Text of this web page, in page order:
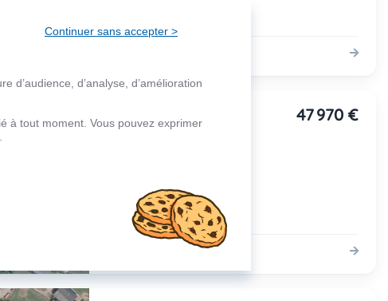
à Fauquembergues (62560)
47 970 €
Continuer sans accepter >
d’audience, d’analyse, d’amélioration
à tout moment. Vous pouvez exprimer